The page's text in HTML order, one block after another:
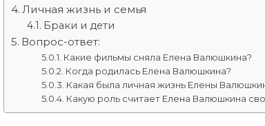
Личная жизнь и семья
Браки и дети
Вопрос-ответ:
Какие фильмы сняла Елена Валюшкина?
Когда родилась Елена Валюшкина?
Какая была личная жизнь Елены
Какую роль считает Елена Валюшкина